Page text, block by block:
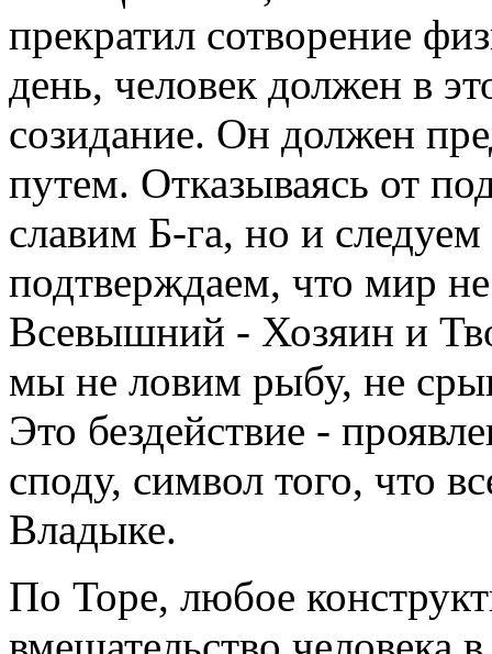
прекратил сотворение
день, человек должен в
созидание. Он должен
путем. Отказываясь от
славим Б-га, но и
подтверждаем, что мир
Всевышний - Хозяин и
мы не ловим рыбу, не
Это бездействие -
споду, символ того, что
Владыке.
По Торе, любое